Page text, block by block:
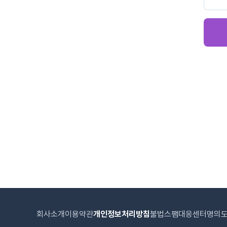
회사소개 이용약관개인정보처리방침불법스팸대응센터 명의